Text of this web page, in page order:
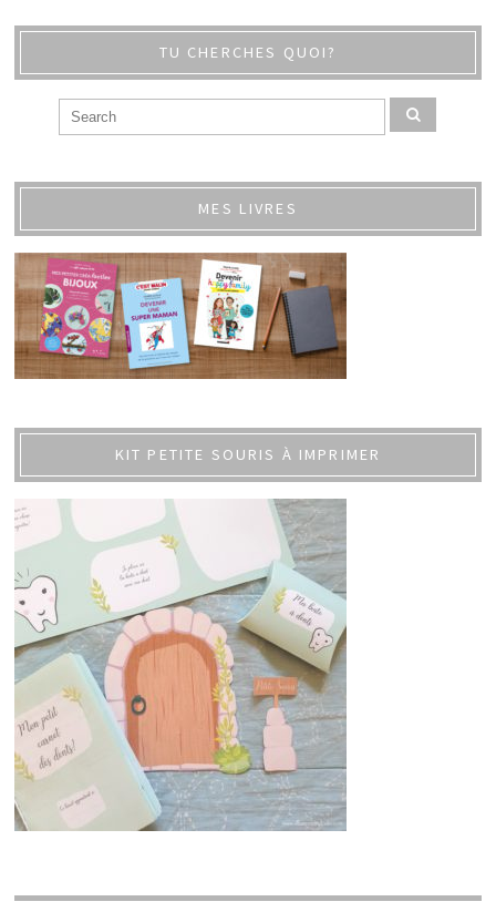
TU CHERCHES QUOI?
MES LIVRES
KIT PETITE SOURIS À IMPRIMER